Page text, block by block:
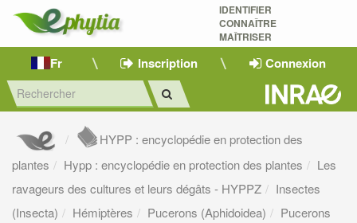
IDENTIFIER
CONNAÎTRE
MAÎTRISER
Fr Inscription Connexion
HYPP : encyclopédie en protection des
plantes
Hypp : encyclopédie en protection des plantes
Les
ravageurs des cultures et leurs dégâts - HYPPZ
Insectes
(Insecta)
Hémiptères Pucerons (Aphidoidea)
Pucerons